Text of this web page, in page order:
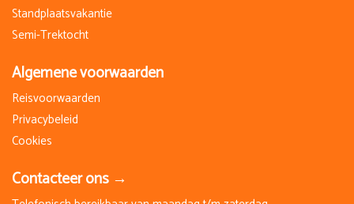
za 20 februari 2027
8 Dagen
Op aanvraag
€ 1.810,00
Standplaatsvakantie
Semi-Trektocht
Algemene voorwaarden
Reisvoorwaarden
Privacybeleid
Cookies
Contacteer ons →